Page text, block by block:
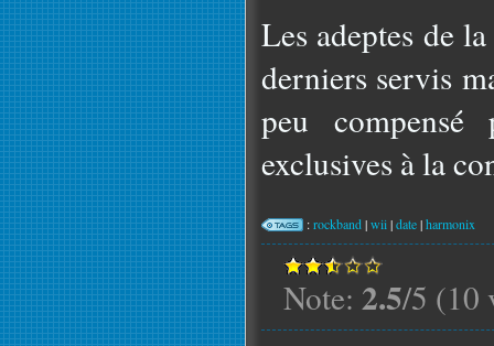
Les adeptes de
derniers servis
peu compensé
exclusives à la
:rockband|wii|date|harmonix
Note: 2.5/5 (10